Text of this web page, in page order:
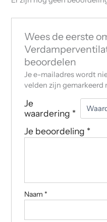
Wees de eerste
beoordelen
Je e-mailadres wordt
velden zijn gemarkeerd
Je
waardering *
Je beoordeling *
Naam *